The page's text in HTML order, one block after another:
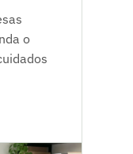
o